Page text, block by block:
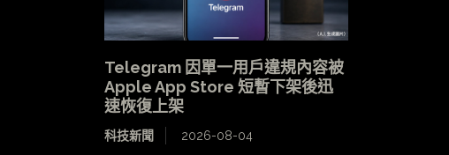
Telegram 因單一用戶違規內容被
Apple App Store 短暫下架後迅
速恢復上架
科技新聞 2026-08-04